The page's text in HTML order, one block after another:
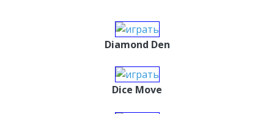
Diamond Den
Dice Move